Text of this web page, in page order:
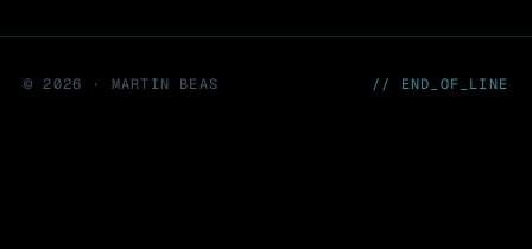
©2026 · MARTIN BEAS // END_OF_LINE